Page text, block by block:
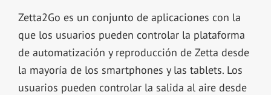
Zetta2Go es un conjunto de aplicaciones con la
que los usuarios pueden controlar la plataforma
de automatización y reproducción de Zetta desde
la mayoría de los smartphones y las tablets. Los
usuarios pueden controlar la salida al aire desde